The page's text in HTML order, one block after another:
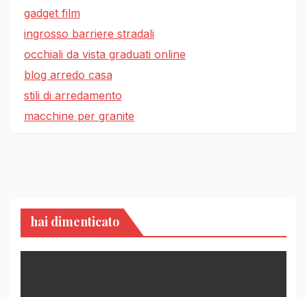
gadget film
ingrosso barriere stradali
occhiali da vista graduati online
blog arredo casa
stili di arredamento
macchine per granite
hai dimenticato